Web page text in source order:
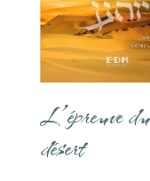
L’épreuve du
désert